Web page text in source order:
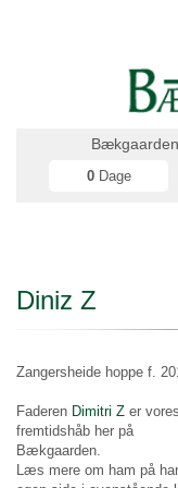
0 Dage
Diniz Z
Zangersheide hoppe f.
Faderen Dimitri Z er vores
fremtidshåb her på
Bækgaarden.
Læs mere om ham på